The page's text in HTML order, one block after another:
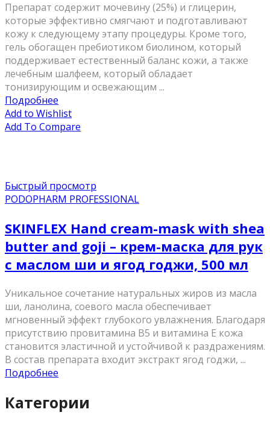
Препарат содержит мочевину (25%) и глицерин,
которые эффективно смягчают и подготавливают
кожу к следующему этапу процедуры. Кроме того,
гель обогащен пребиотиком биолином, который
поддерживает естественный баланс кожи, а также
лечебным шалфеем, который обладает
тонизирующим и освежающим ...
Подробнее
Add to Wishlist
Add To Compare
Быстрый просмотр
PODOPHARM PROFESSIONAL
SKINFLEX Hand cream-mask with shea
butter and goji – крем-маска для рук
с маслом ши и ягод годжи, 500 мл
Уникальное сочетание натуральных жиров из масла
ши, ланолина, соевого масла обеспечивает
мгновенный эффект глубокого увлажнения. Благодаря
присутствию провитамина В5 и витамина Е кожа
становится эластичной и устойчивой к раздражениям.
В состав препарата входит экстракт ягод годжи, ...
Подробнее
Категории